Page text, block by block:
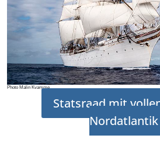
Photo Malin Kvamme
Statsraad mit
Nordatlantik